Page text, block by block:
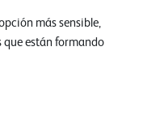
más sensible,
que están formando